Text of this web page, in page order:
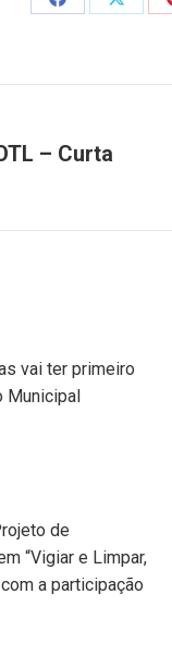
Share
Share
– Curta
vai ter primeiro
Municipal
de
“Vigiar e Limpar,
a participação